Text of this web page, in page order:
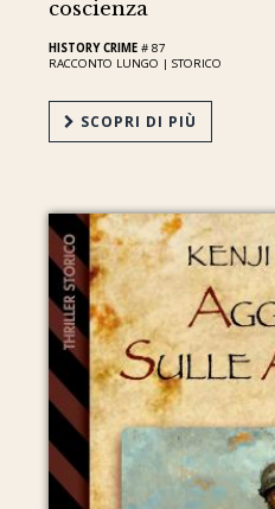
coscienza
HISTORY CRIME # 87
RACCONTO LUNGO |STORICO
SCOPRI DI PIÙ